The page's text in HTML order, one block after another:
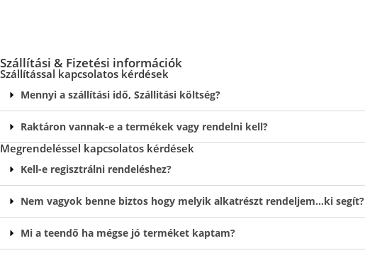
Szállítási & Fizetési információk
Szállítással kapcsolatos kérdések
Mennyi a szállítási idő, Szállitási költség?
Raktáron vannak-e a termékek vagy rendelni kell?
Megrendeléssel kapcsolatos kérdések
Kell-e regisztrálni rendeléshez?
Nem vagyok benne biztos hogy melyik alkatrészt rendeljem…ki segít?
Mi a teendő ha mégse jó terméket kaptam?